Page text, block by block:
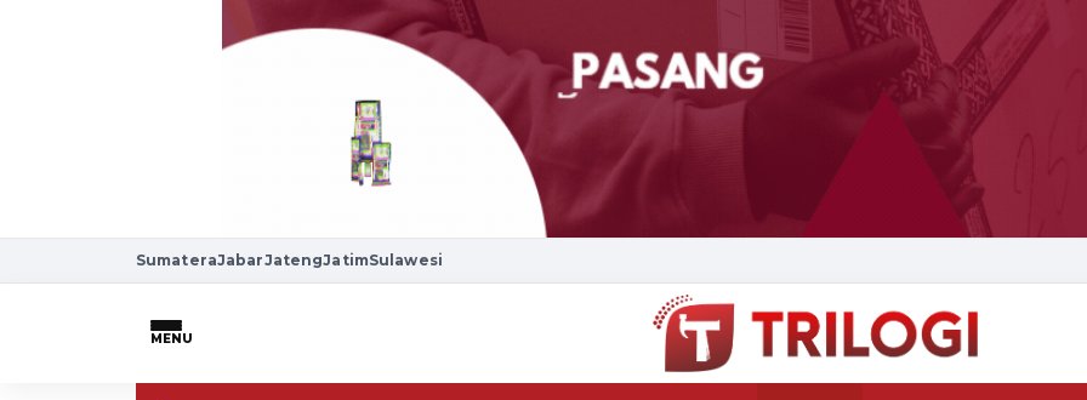
SumateraJabarJatengJatimSulawesi
MENU